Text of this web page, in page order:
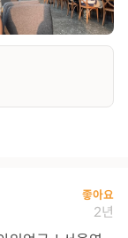
좋아요
2년